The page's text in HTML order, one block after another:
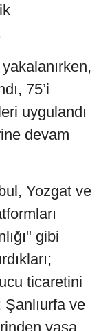
75’i
uygulandı
devam
Yozgat ve
gibi
ticaretini
ve
yasa